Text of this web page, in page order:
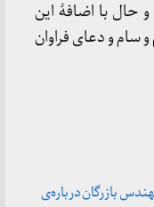
حال با اضافهٔ این
و دعای فراوان
بازرگان درباره‌ی